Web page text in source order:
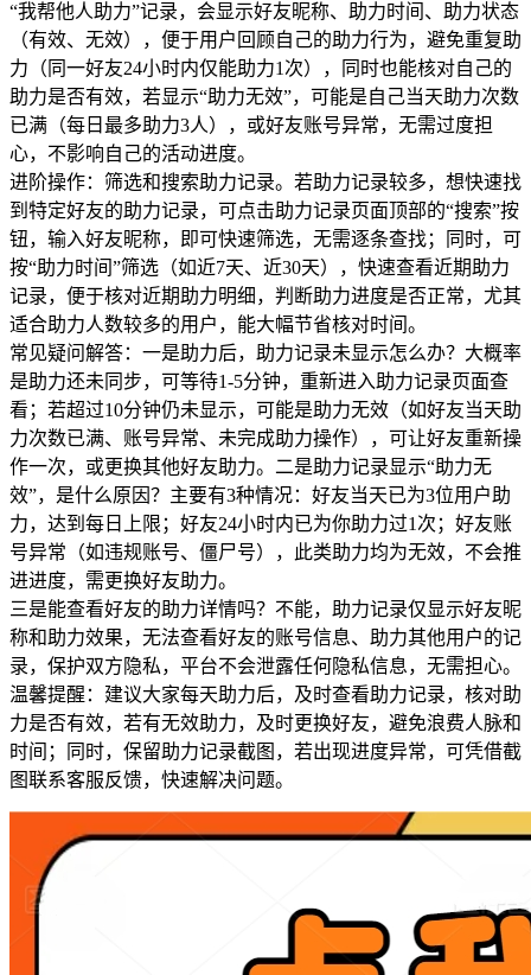
“我帮他人助力”记录，会显示好友昵称、助力时间、助力状态
（有效、无效），便于用户回顾自己的助力行为，避免重复助
力（同一好友24小时内仅能助力1次），同时也能核对自己的
助力是否有效，若显示“助力无效”，可能是自己当天助力次数
已满（每日最多助力3人），或好友账号异常，无需过度担
心，不影响自己的活动进度。
进阶操作：筛选和搜索助力记录。若助力记录较多，想快速找
到特定好友的助力记录，可点击助力记录页面顶部的“搜索”按
钮，输入好友昵称，即可快速筛选，无需逐条查找；同时，可
按“助力时间”筛选（如近7天、近30天），快速查看近期助力
记录，便于核对近期助力明细，判断助力进度是否正常，尤其
适合助力人数较多的用户，能大幅节省核对时间。
常见疑问解答：一是助力后，助力记录未显示怎么办？大概率
是助力还未同步，可等待1-5分钟，重新进入助力记录页面查
看；若超过10分钟仍未显示，可能是助力无效（如好友当天助
力次数已满、账号异常、未完成助力操作），可让好友重新操
作一次，或更换其他好友助力。二是助力记录显示“助力无
效”，是什么原因？主要有3种情况：好友当天已为3位用户助
力，达到每日上限；好友24小时内已为你助力过1次；好友账
号异常（如违规账号、僵尸号），此类助力均为无效，不会推
进进度，需更换好友助力。
三是能查看好友的助力详情吗？不能，助力记录仅显示好友昵
称和助力效果，无法查看好友的账号信息、助力其他用户的记
录，保护双方隐私，平台不会泄露任何隐私信息，无需担心。
温馨提醒：建议大家每天助力后，及时查看助力记录，核对助
力是否有效，若有无效助力，及时更换好友，避免浪费人脉和
时间；同时，保留助力记录截图，若出现进度异常，可凭借截
图联系客服反馈，快速解决问题。